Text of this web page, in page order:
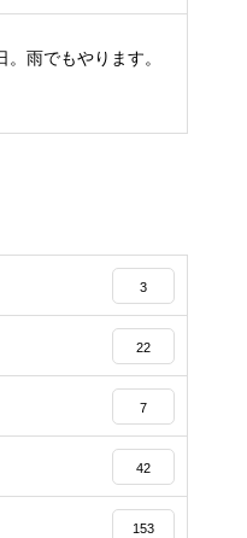
。雨でもやります。
3
22
7
42
153